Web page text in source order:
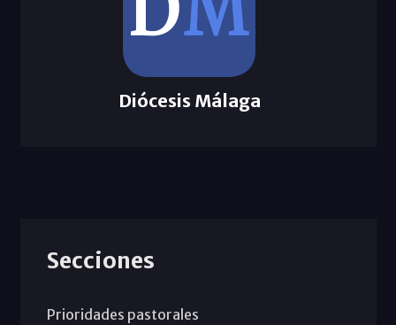
Diócesis Málaga
Secciones
Prioridades pastorales